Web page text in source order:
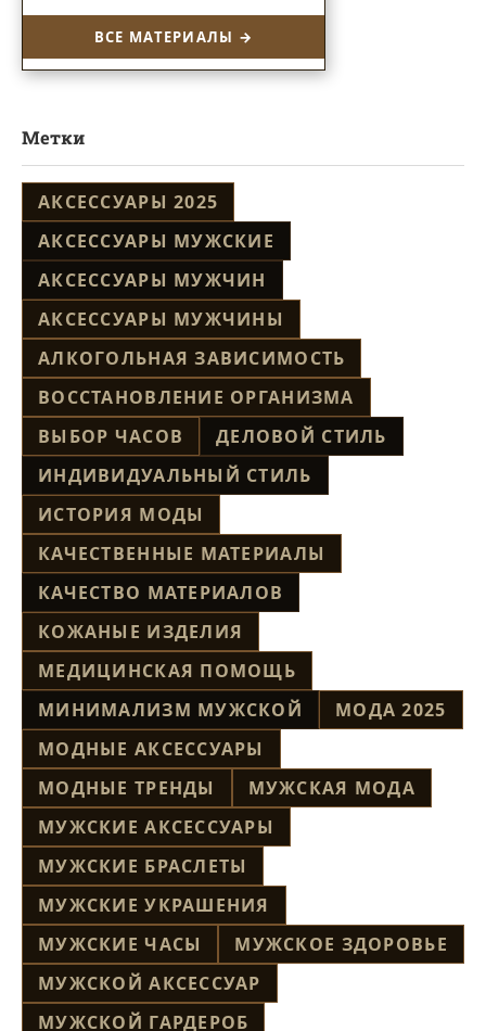
ВСЕ МАТЕРИАЛЫ →
Метки
АКСЕССУАРЫ 2025
АКСЕССУАРЫ МУЖСКИЕ
АКСЕССУАРЫ МУЖЧИН
АКСЕССУАРЫ МУЖЧИНЫ
АЛКОГОЛЬНАЯ ЗАВИСИМОСТЬ
ВОССТАНОВЛЕНИЕ ОРГАНИЗМА
ВЫБОР ЧАСОВ
ДЕЛОВОЙ СТИЛЬ
ИНДИВИДУАЛЬНЫЙ СТИЛЬ
ИСТОРИЯ МОДЫ
КАЧЕСТВЕННЫЕ МАТЕРИАЛЫ
КАЧЕСТВО МАТЕРИАЛОВ
КОЖАНЫЕ ИЗДЕЛИЯ
МЕДИЦИНСКАЯ ПОМОЩЬ
МИНИМАЛИЗМ МУЖСКОЙ
МОДА 2025
МОДНЫЕ АКСЕССУАРЫ
МОДНЫЕ ТРЕНДЫ
МУЖСКАЯ МОДА
МУЖСКИЕ АКСЕССУАРЫ
МУЖСКИЕ БРАСЛЕТЫ
МУЖСКИЕ УКРАШЕНИЯ
МУЖСКИЕ ЧАСЫ
МУЖСКОЕ ЗДОРОВЬЕ
МУЖСКОЙ АКСЕССУАР
МУЖСКОЙ ГАРДЕРОБ